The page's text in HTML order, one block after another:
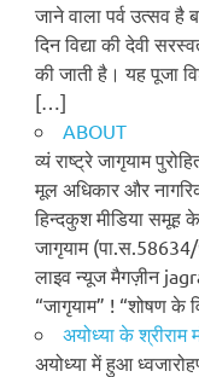
जाने वाला पर्व उत्सव है
दिन विद्या की देवी
की जाती है। यह पूजा
[…]
ABOUT
व्यं राष्ट्रे जागृयाम
मूल अधिकार और
हिन्दकुश मीडिया समूह
जागृयाम
लाइव न्यूज मैगज़ीन
“जागृयाम” ! “शोषण के
अयोध्या के श्रीराम
अयोध्या में हुआ